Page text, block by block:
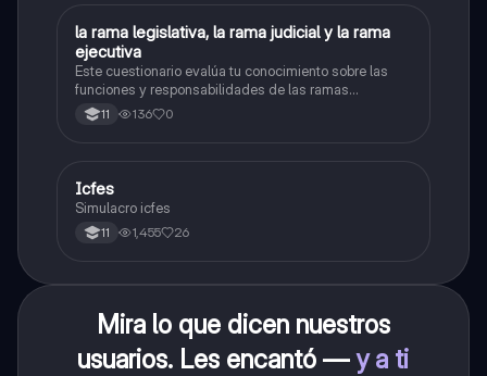
LSociales/Historia
la rama legislativa, la rama judicial y la rama
ejecutiva
Este cuestionario evalúa tu conocimiento sobre las
funciones y responsabilidades de las ramas
legislativa, judicial y ejecutiva.
11 136 0
ICFES: Sociales y Ciudadanas
Icfes
Simulacro icfes
11 1,455 26
Mira lo que dicen nuestros
usuarios. Les encantó —y a ti